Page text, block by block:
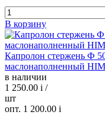
В корзину
Капролон стержень Ф
маслонаполненный
в наличии
1 250.00 i /
шт
опт. 1 200.00 i